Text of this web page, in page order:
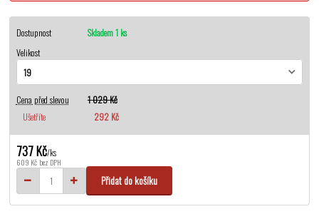
Dostupnost
Skladem 1 ks
Velikost
Cena před slevou
1 029 Kč
Ušetříte
292 Kč
737 Kč/ks
609 Kč bez DPH
Přidat do košíku